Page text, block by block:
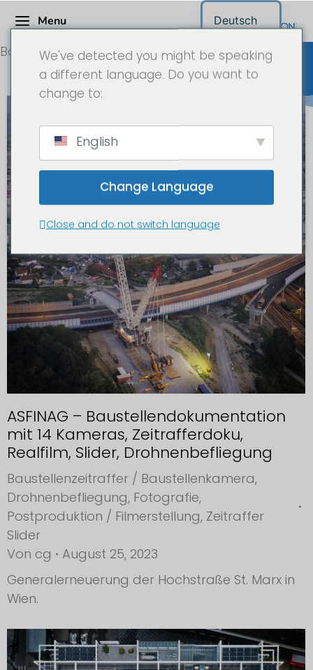
Menu
Baustellenzeitraffer Kamera
ASFINAG – Baustellendokumentation
mit 14 Kameras, Zeitrafferdoku,
Realfilm, Slider, Drohnenbefliegung
Baustellenzeitraffer / Baustellenkamera,
Drohnenbefliegung, Fotografie,
Postproduktion / Filmerstellung, Zeitraffer
Slider
Von cg
August 25, 2023
Generalerneuerung der Hochstraße St. Marx in
Wien.
We've detected you might be speaking
a different language. Do you want to
change to:
English
Change Language
Close and do not switch language
Deutsch